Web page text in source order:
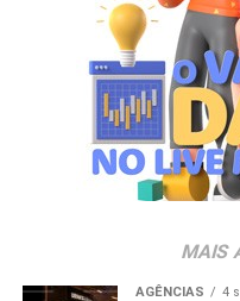
ainda mais divertida”,
diretora de marketing do
A campanha possui
disponível por tempo
da rede até 31 de
os estoques nas
MAIS
AGÊNCIAS 4